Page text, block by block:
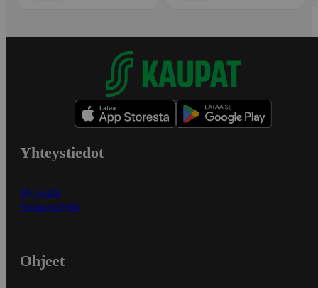
Yhteystiedot
Myymälät
Asiakaspalvelu
Ohjeet